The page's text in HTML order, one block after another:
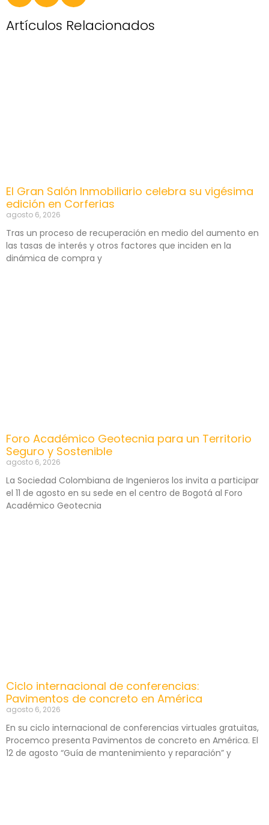
Artículos Relacionados
El Gran Salón Inmobiliario celebra su vigésima
edición en Corferias
agosto 6, 2026
Tras un proceso de recuperación en medio del aumento en
las tasas de interés y otros factores que inciden en la
dinámica de compra y
Foro Académico Geotecnia para un Territorio
Seguro y Sostenible
agosto 6, 2026
La Sociedad Colombiana de Ingenieros los invita a participar
el 11 de agosto en su sede en el centro de Bogotá al Foro
Académico Geotecnia
Ciclo internacional de conferencias:
Pavimentos de concreto en América
agosto 6, 2026
En su ciclo internacional de conferencias virtuales gratuitas,
Procemco presenta Pavimentos de concreto en América. El
12 de agosto “Guía de mantenimiento y reparación” y